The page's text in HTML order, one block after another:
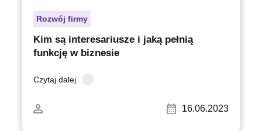
Rozwój firmy
Kim są interesariusze i jaką pełnią
funkcję w biznesie
Czytaj dalej
16.06.2023